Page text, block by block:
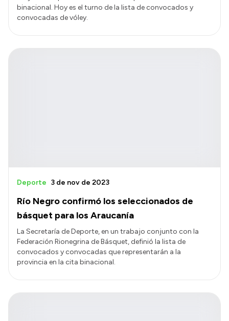
binacional. Hoy es el turno de la lista de convocados y
convocadas de vóley.
Río Negro confirmó los seleccionados de
básquet para los Araucanía
Deporte 3 de nov de 2023
La Secretaría de Deporte, en un trabajo conjunto con la
Federación Rionegrina de Básquet, definió la lista de
convocados y convocadas que representarán a la
provincia en la cita binacional.